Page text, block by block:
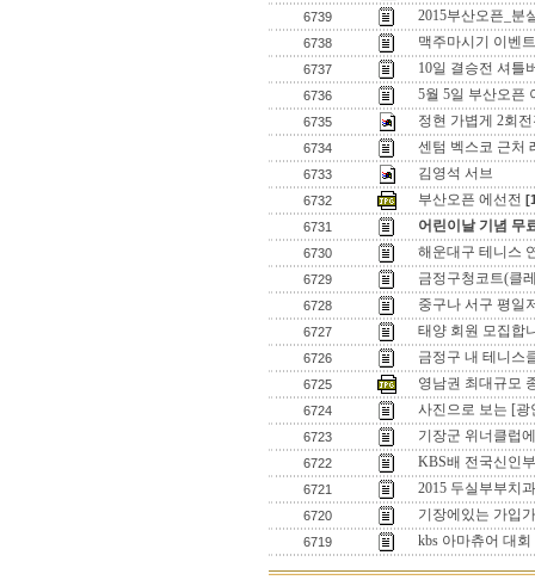
6739 2015부산오픈_분
6738 맥주마시기 이벤트
6737 10일 결승전 셔틀
6736 5월 5일 부산오픈
6735 정현 가볍게 2회
6734 센텀 벡스코 근처
6733 김영석 서브
6732 부산오픈 에선전
6731
어린이날 기념 무
6730 해운대구 테니스
6729 금정구청코트(클
6728 중구나 서구 평일
6727 태양 회원 모집합
6726 금정구 내 테니스
6725 영남권 최대규모
6724 사진으로 보는 [
6723 기장군 위너클럽
6722 KBS배 전국신인
6721 2015 두실부부치
6720 기장에있는 가입
6719 kbs 아마츄어 대회